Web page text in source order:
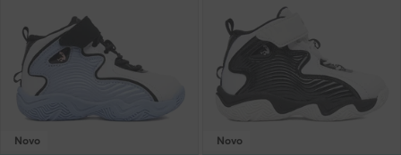
Novo Novo